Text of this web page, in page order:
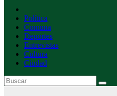
Política
Comuna
Deportes
Entrevistas
Cultura
Ciudad